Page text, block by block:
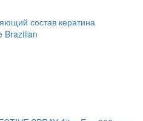
состав кератина
Brazilian